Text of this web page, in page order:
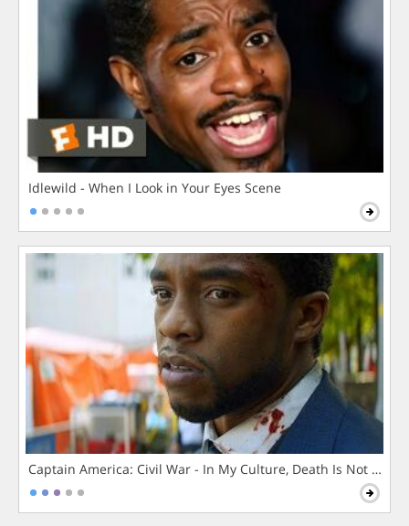
Idlewild - When I Look in Your Eyes Scene
Captain America: Civil War - In My Culture, Death Is Not The